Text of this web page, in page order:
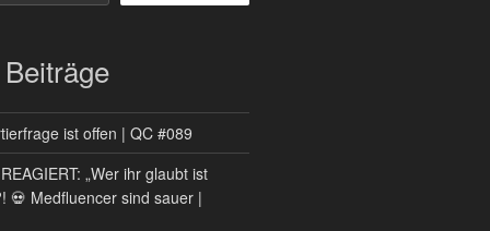
ist offen | QC #089
„Wer ihr glaubt ist
💀 Medfluencer sind sauer |